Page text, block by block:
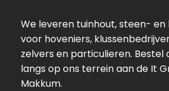
We leveren tuinhout, steen-
voor hoveniers,
zelvers en particulieren. Bestel
langs op ons terrein aan de It
Makkum.